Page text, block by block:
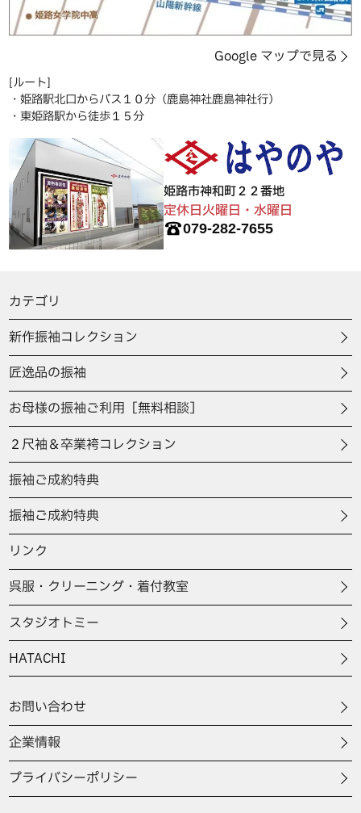
Google マップで見る
[ルート]
・姫路駅北口からバス１０分（鹿島神社鹿島神社行）
・東姫路駅から徒歩１５分
姫路市神和町２２番地
定休日火曜日・水曜日
079-282-7655
カテゴリ
新作振袖コレクション
匠逸品の振袖
お母様の振袖ご利用［無料相談］
２尺袖＆卒業袴コレクション
振袖ご成約特典
振袖ご成約特典
リンク
呉服・クリーニング・着付教室
スタジオトミー
HATACHI
お問い合わせ
企業情報
プライバシーポリシー